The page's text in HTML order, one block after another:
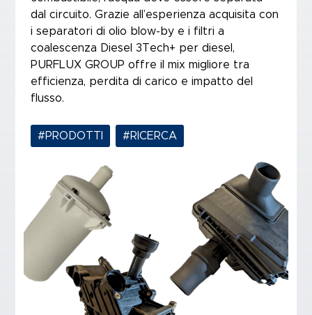
dal circuito. Grazie all’esperienza acquisita con
i separatori di olio blow-by e i filtri a
coalescenza Diesel 3Tech+ per diesel,
PURFLUX GROUP offre il mix migliore tra
efficienza, perdita di carico e impatto del
flusso.
#PRODOTTI #RICERCA